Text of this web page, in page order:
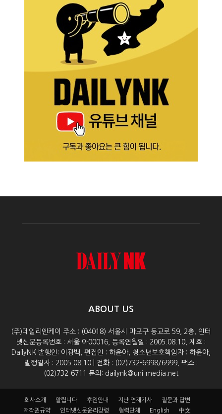
ABOUT US
(주)데일리엔케이 주소 : (04018) 서울시 마포구 동교로 59, 2층, 인터
넷신문등록번호 : 서울 아00016, 등록연월일 : 2005.08.10, 제호 :
DailyNK 발행인: 이광백, 편집인 : 하윤아, 청소년보호책임자 : 하윤아,
발행일자 : 2005.08.10 | 전화 : (02)732-6998/6999, 팩스 :
(02)732-6711 문의: dailynk@uni-media.net
회사소개 알립니다 후원안내 지난 연재기사
질문과 답변
저작권규약
인터넷신문윤리강령 협력단체 English 中文